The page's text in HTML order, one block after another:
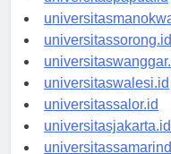
universitaspapua.id
universitassorong.id
universitaswalesi.id
universitassalor.id
universitasjakarta.id